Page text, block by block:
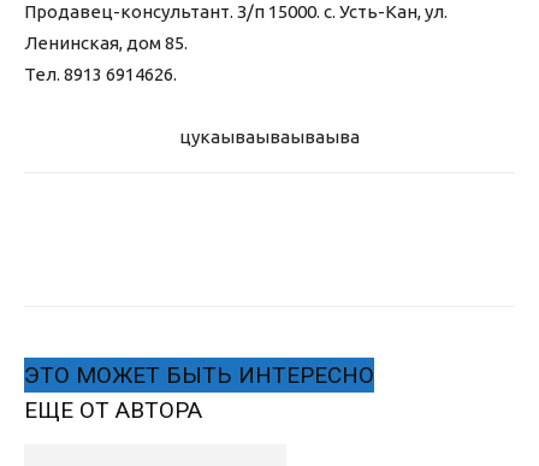
Продавец-консультант. З/п 15000. с. Усть-Кан, ул.
Ленинская, дом 85.
Тел. 8913 6914626.
цукаываываываыва
ЭТО МОЖЕТ БЫТЬ ИНТЕРЕСНО
ЕЩЕ ОТ АВТОРА